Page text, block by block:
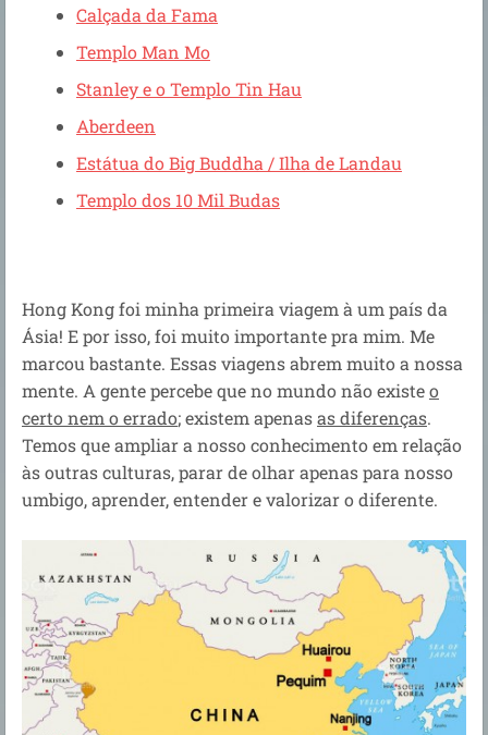
Calçada da Fama
Templo Man Mo
Stanley e o Templo Tin Hau
Aberdeen
Estátua do Big Buddha / Ilha de Landau
Templo dos 10 Mil Budas
Hong Kong foi minha primeira viagem à um país da
Ásia! E por isso, foi muito importante pra mim. Me
marcou bastante. Essas viagens abrem muito a nossa
mente. A gente percebe que no mundo não existeo
certo nem o errado; existem apenasas diferenças.
Temos que ampliar a nosso conhecimento em relação
às outras culturas, parar de olhar apenas para nosso
umbigo, aprender, entender e valorizar o diferente.